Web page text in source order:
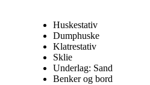
Huskestativ
Dumphuske
Klatrestativ
Sklie
Underlag: Sand
Benker og bord